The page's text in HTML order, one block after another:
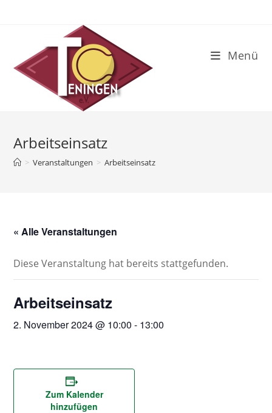
Menü
Arbeitseinsatz
> Veranstaltungen > Arbeitseinsatz
« Alle Veranstaltungen
Diese Veranstaltung hat bereits stattgefunden.
Arbeitseinsatz
2. November 2024 @ 10:00 - 13:00
Zum Kalender
hinzufügen